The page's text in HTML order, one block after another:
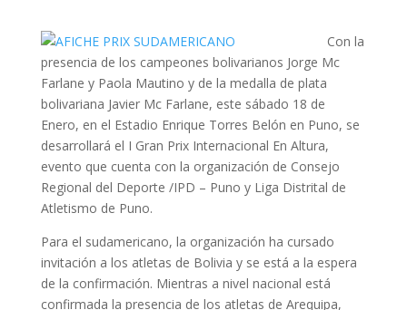
Con la
presencia de los campeones bolivarianos Jorge Mc
Farlane y Paola Mautino y de la medalla de plata
bolivariana Javier Mc Farlane, este sábado 18 de
Enero, en el Estadio Enrique Torres Belón en Puno, se
desarrollará el I Gran Prix Internacional En Altura,
evento que cuenta con la organización de Consejo
Regional del Deporte /IPD – Puno y Liga Distrital de
Atletismo de Puno.
Para el sudamericano, la organización ha cursado
invitación a los atletas de Bolivia y se está a la espera
de la confirmación. Mientras a nivel nacional está
confirmada la presencia de los atletas de Arequipa,